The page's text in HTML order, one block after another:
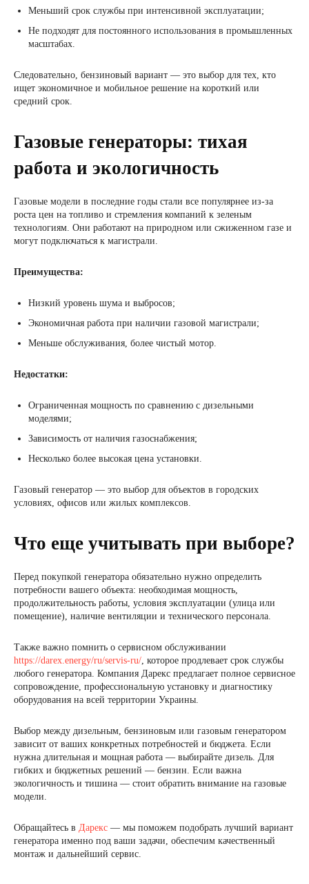
Меньший срок службы при интенсивной эксплуатации;
Не подходят для постоянного использования в промышленных
масштабах.
Следовательно, бензиновый вариант — это выбор для тех, кто
ищет экономичное и мобильное решение на короткий или
средний срок.
Газовые генераторы: тихая
работа и экологичность
Газовые модели в последние годы стали все популярнее из-за
роста цен на топливо и стремления компаний к зеленым
технологиям. Они работают на природном или сжиженном газе и
могут подключаться к магистрали.
Преимущества:
Низкий уровень шума и выбросов;
Экономичная работа при наличии газовой магистрали;
Меньше обслуживания, более чистый мотор.
Недостатки:
Ограниченная мощность по сравнению с дизельными
моделями;
Зависимость от наличия газоснабжения;
Несколько более высокая цена установки.
Газовый генератор — это выбор для объектов в городских
условиях, офисов или жилых комплексов.
Что еще учитывать при выборе?
Перед покупкой генератора обязательно нужно определить
потребности вашего объекта: необходимая мощность,
продолжительность работы, условия эксплуатации (улица или
помещение), наличие вентиляции и технического персонала.
Также важно помнить о сервисном обслуживании
https://darex.energy/ru/servis-ru/, которое продлевает срок службы
любого генератора. Компания Дарекс предлагает полное сервисное
сопровождение, профессиональную установку и диагностику
оборудования на всей территории Украины.
Выбор между дизельным, бензиновым или газовым генератором
зависит от ваших конкретных потребностей и бюджета. Если
нужна длительная и мощная работа — выбирайте дизель. Для
гибких и бюджетных решений — бензин. Если важна
экологичность и тишина — стоит обратить внимание на газовые
модели.
Обращайтесь в Дарекс — мы поможем подобрать лучший вариант
генератора именно под ваши задачи, обеспечим качественный
монтаж и дальнейший сервис.